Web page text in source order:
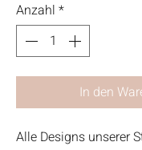
Anzahl *
In den
Alle Designs unserer